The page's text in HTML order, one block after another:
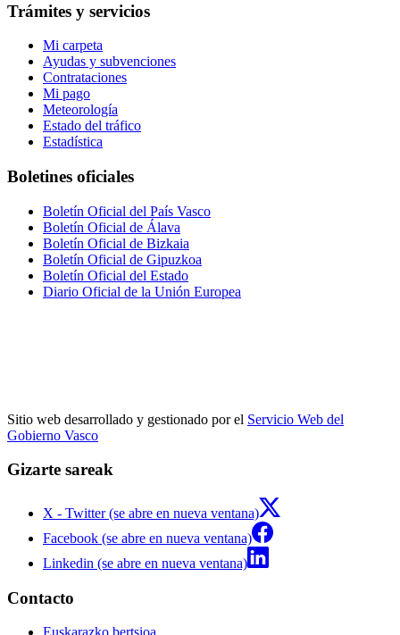
Trámites y servicios
Mi carpeta
Ayudas y subvenciones
Contrataciones
Mi pago
Meteorología
Estado del tráfico
Estadística
Boletines oficiales
Boletín Oficial del País Vasco
Boletín Oficial de Álava
Boletín Oficial de Bizkaia
Boletín Oficial de Gipuzkoa
Boletín Oficial del Estado
Diario Oficial de la Unión Europea
Sitio web desarrollado y gestionado por el Servicio Web del
Gobierno Vasco
Gizarte sareak
X - Twitter (se abre en nueva ventana)
Facebook (se abre en nueva ventana)
Linkedin (se abre en nueva ventana)
Contacto